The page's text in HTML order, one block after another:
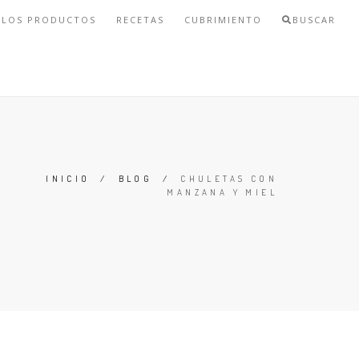
PRODUCTOS RECETAS CUBRIMIENTO BUSCAR
INICIO / BLOG / CHULETAS CON
MANZANA Y MIEL